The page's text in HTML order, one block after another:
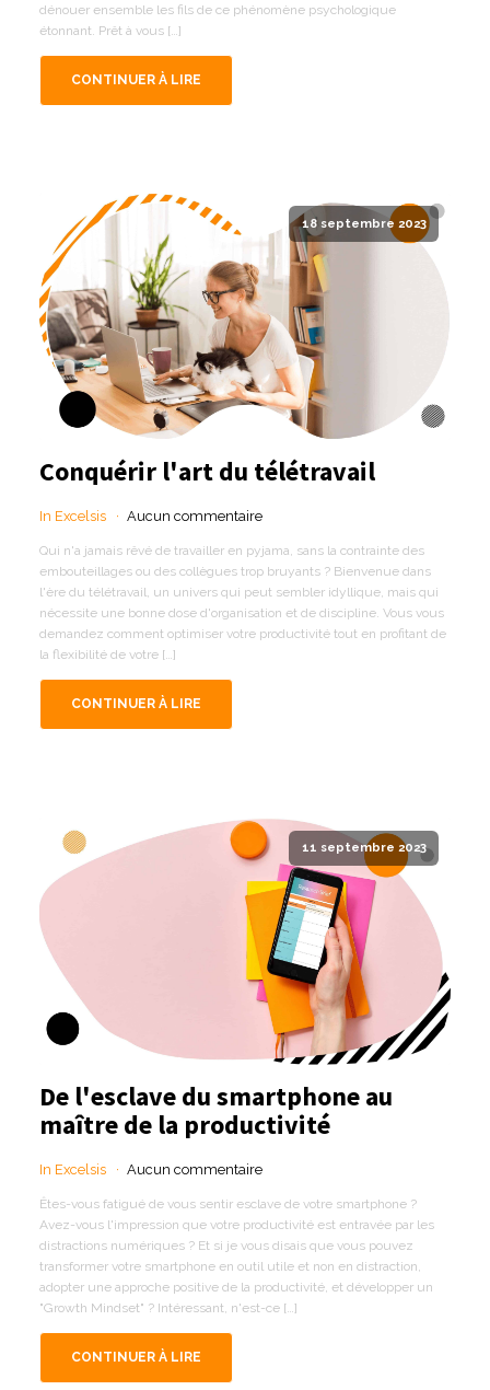
dénouer ensemble les fils de ce phénomène psychologique
étonnant. Prêt à vous […]
CONTINUER À LIRE
18 septembre 2023
Conquérir l'art du télétravail
In Excelsis Aucun commentaire
Qui n'a jamais rêvé de travailler en pyjama, sans la contrainte des
embouteillages ou des collègues trop bruyants ? Bienvenue dans
l'ère du télétravail, un univers qui peut sembler idyllique, mais qui
nécessite une bonne dose d'organisation et de discipline. Vous vous
demandez comment optimiser votre productivité tout en profitant de
la flexibilité de votre […]
CONTINUER À LIRE
11 septembre 2023
De l'esclave du smartphone au
maître de la productivité
In Excelsis Aucun commentaire
Êtes-vous fatigué de vous sentir esclave de votre smartphone ?
Avez-vous l'impression que votre productivité est entravée par les
distractions numériques ? Et si je vous disais que vous pouvez
transformer votre smartphone en outil utile et non en distraction,
adopter une approche positive de la productivité, et développer un
"Growth Mindset" ? Intéressant, n'est-ce […]
CONTINUER À LIRE